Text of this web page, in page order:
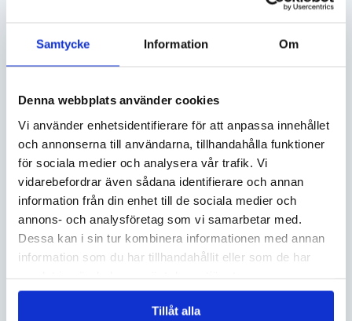
Samtycke Information Om
Denna webbplats använder cookies
Vi använder enhetsidentifierare för att anpassa innehållet
och annonserna till användarna, tillhandahålla funktioner
för sociala medier och analysera vår trafik. Vi
vidarebefordrar även sådana identifierare och annan
information från din enhet till de sociala medier och
annons- och analysföretag som vi samarbetar med.
Dessa kan i sin tur kombinera informationen med annan
information som du har tillhandahållit eller som de har
Tillåt alla
Ring direkt till vår kundtjänst 08-630 02 45 eller fyll i